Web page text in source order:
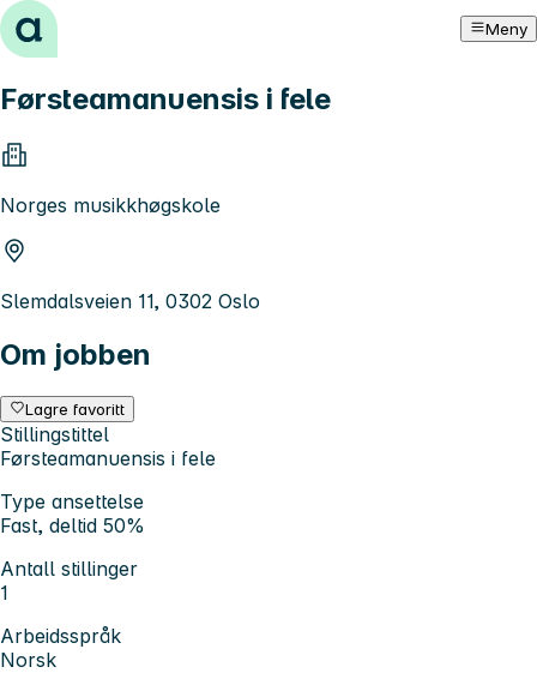
Hopp til innhold Meny
Førsteamanuensis i fele
Norges musikkhøgskole
Slemdalsveien 11, 0302 Oslo
Om jobben
Lagre favoritt
Stillingstittel
Førsteamanuensis i fele
Type ansettelse
Fast, deltid 50%
Antall stillinger
1
Arbeidsspråk
Norsk